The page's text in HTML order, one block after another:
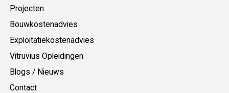
Projecten
Bouwkostenadvies
Exploitatiekostenadvies
Vitruvius Opleidingen
Blogs / Nieuws
Contact